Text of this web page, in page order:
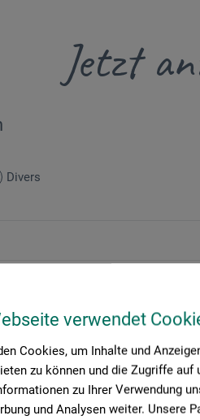
verwendet
Cookies, um Inhalte und
zu können und die Zugriffe
zu Ihrer Verwendung
und Analysen weiter. Unsere
Jetzt
Divers